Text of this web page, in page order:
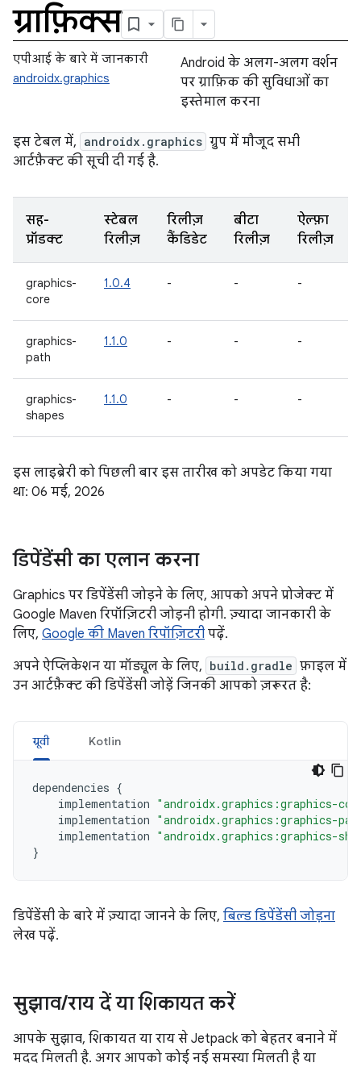
ग्राफ़िक्स
एपीआई के बारे में जानकारी
androidx.graphics
Android के अलग-अलग वर्शन
पर ग्राफ़िक की सुविधाओं का
इस्तेमाल करना
इस टेबल में, androidx.graphics ग्रुप में मौजूद सभी
आर्टफ़ैक्ट की सूची दी गई है.
सह-
प्रॉडक्ट
स्टेबल
रिलीज़
रिलीज़
कैंडिडेट
बीटा
रिलीज़
ऐल्फ़ा
रिलीज़
graphics-
core
1.0.4 - - -
graphics-
path
1.1.0 - - -
graphics-
shapes
1.1.0 - - -
इस लाइब्रेरी को पिछली बार इस तारीख को अपडेट किया गया
था: 06 मई, 2026
डिपेंडेंसी का एलान करना
Graphics पर डिपेंडेंसी जोड़ने के लिए, आपको अपने प्रोजेक्ट में
Google Maven रिपॉज़िटरी जोड़नी होगी. ज़्यादा जानकारी के
लिए, Google की Maven रिपॉज़िटरी पढ़ें.
अपने ऐप्लिकेशन या मॉड्यूल के लिए, build.gradle फ़ाइल में
उन आर्टफ़ैक्ट की डिपेंडेंसी जोड़ें जिनकी आपको ज़रूरत है:
ग्रूवी Kotlin
dependencies {
implementation "androidx.graphics:graphics-
implementation "androidx.graphics:graphics-
implementation "androidx.graphics:graphics-
}
डिपेंडेंसी के बारे में ज़्यादा जानने के लिए, बिल्ड डिपेंडेंसी जोड़ना
लेख पढ़ें.
सुझाव/राय दें या शिकायत करें
आपके सुझाव, शिकायत या राय से Jetpack को बेहतर बनाने में
मदद मिलती है. अगर आपको कोई नई समस्या मिलती है या